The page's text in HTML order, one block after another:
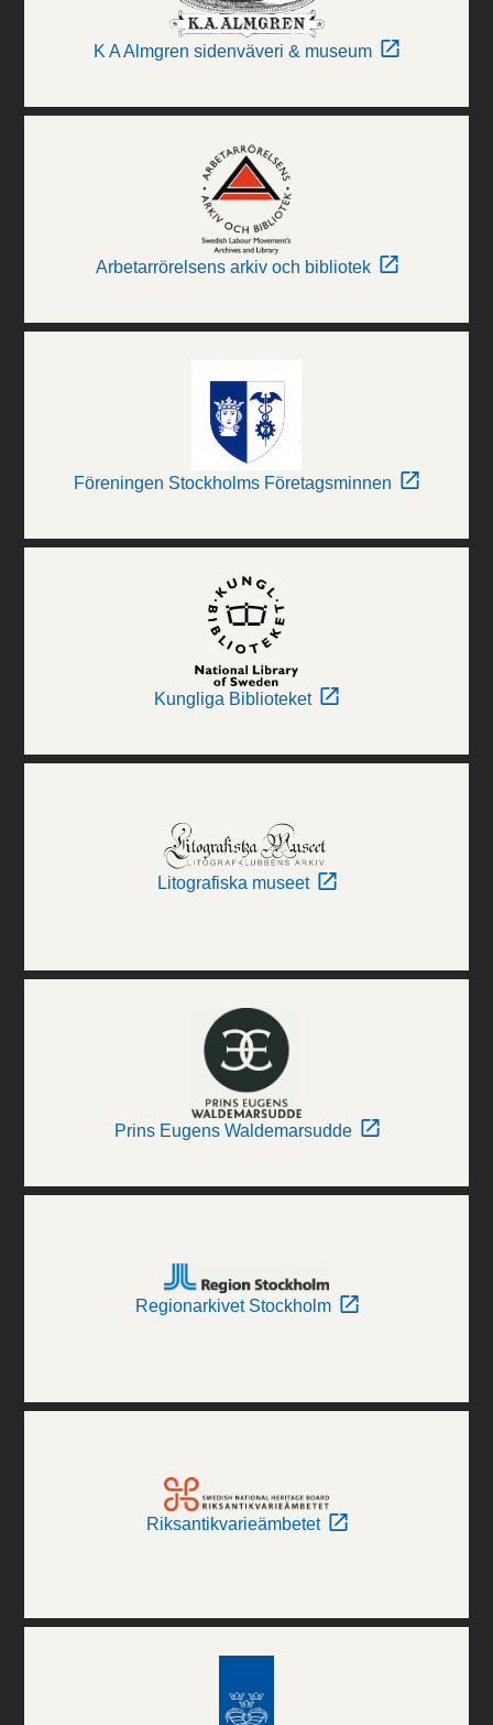
K A Almgren sidenväveri & museum
Arbetarrörelsens arkiv och bibliotek
Föreningen Stockholms Företagsminnen
Kungliga Biblioteket
Litografiska museet
Prins Eugens Waldemarsudde
Regionarkivet Stockholm
Riksantikvarieämbetet